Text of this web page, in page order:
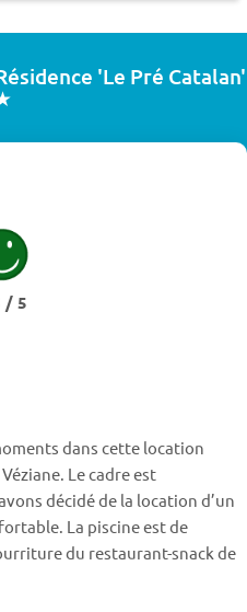
'Le Pré Catalan'
/ 5
dans cette location
Le cadre est
décidé de la location d’un
La piscine est de
du restaurant-snack de